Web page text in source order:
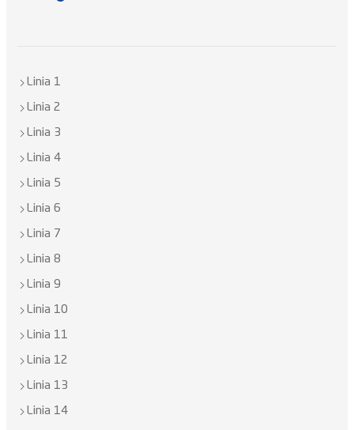
Linia 1
Linia 2
Linia 3
Linia 4
Linia 5
Linia 6
Linia 7
Linia 8
Linia 9
Linia 10
Linia 11
Linia 12
Linia 13
Linia 14